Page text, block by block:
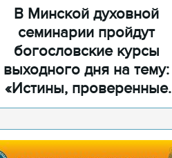
В Минской духовной
семинарии пройдут
богословские курсы
выходного дня на тему:
«Истины, проверенные
временем»